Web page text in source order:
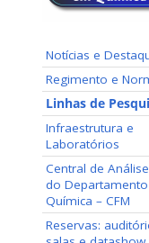
Notícias e
Regimento e
Linhas de
Infraestrutura e
Laboratórios
Central de
do
Química – CFM
Reservas: